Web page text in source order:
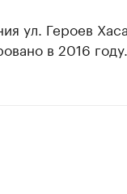
ул. Героев
в 2016 году.